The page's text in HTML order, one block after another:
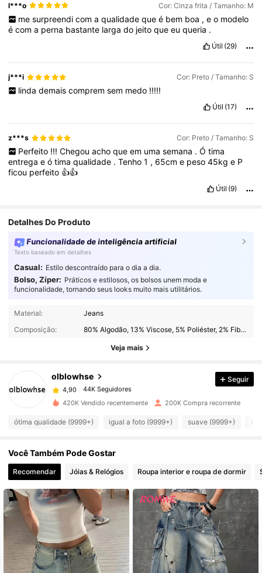
l***o Cor: Cinza frita / Tamanho: M
me surpreendi com a qualidade que é bem boa , e o modelo
écoma perna bastante largado jeitoqueeuqueria .
Útil (29)
j***i Cor: Preto / Tamanho: S
linda demais comprem sem medo !!!!!
Útil (17)
z***s Cor: Preto / Tamanho: S
Perfeito !!! Chegou acho que em uma semana . Ó tima
entregaeótimaqualidade .Tenho1 , 65cme peso45kge P
ficou perfeito 👍👍
Útil (9)
Detalhes Do Produto
Funcionalidade de inteligência artificial
Texto baseado em detalhes
Casual: Estilo descontraído para o dia a dia.
Bolso, Zíper: Práticos e estilosos, os bolsos unem moda e
funcionalidade, tornando seus looks muito mais utilitários.
Material:
Jeans
Composição:
80% Algodão, 13% Viscose, 5% Poliéster, 2% Fibra modal
Veja mais
olblowhse
44K Seguidores
44K Seguidores
4,90
44K Seguidores
h***o
1 dia atrás
4,90 44K Seguidores
4,90 44K Seguidores
4,90 44K Seguidores
44K Seguidores
4,90 44K Seguidores
Seguir
420K Vendido recentemente 200K Compra recorrente
ótima qualidade (9999+) igual a foto (9999+) suave (9999+)
Você Também Pode Gostar
Recomendar Jóias & Relógios Roupa interior e roupa de dormir